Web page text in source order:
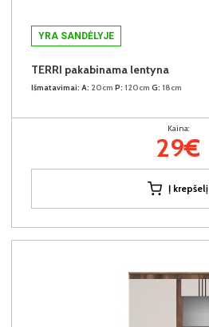
YRA SANDĖLYJE
TERRI pakabinama lentyna
Išmatavimai: A: 20cm P: 120cm G: 18cm
Kaina:
29€
Į krepšelį